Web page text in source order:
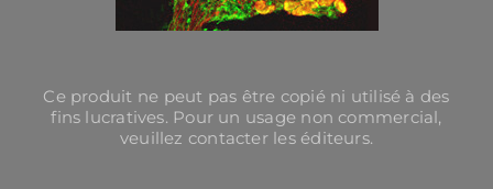
Ce produit ne peut pas être copié ni utilisé à des
fins lucratives. Pour un usage non commercial,
veuillez contacter les éditeurs.